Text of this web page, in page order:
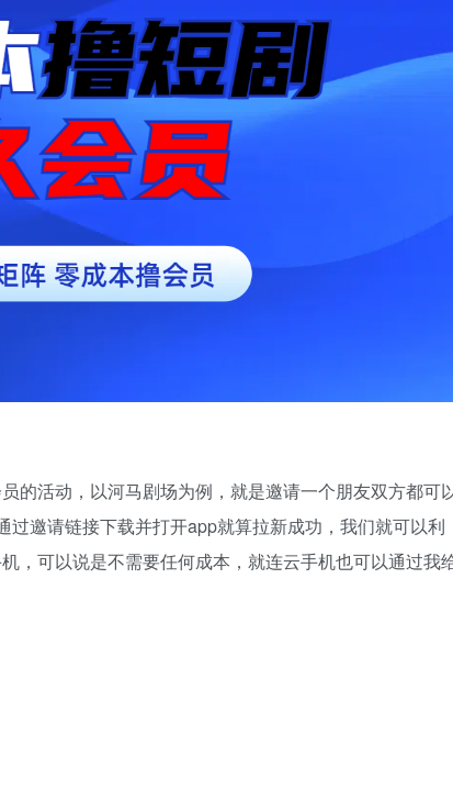
的活动，以河马剧场为例，就是邀请一个朋友双方都可
邀请链接下载并打开app就算拉新成功，我们就可以利
，可以说是不需要任何成本，就连云手机也可以通过我